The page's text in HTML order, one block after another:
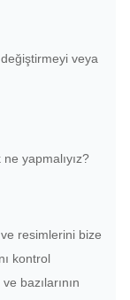
veya
yapmalıyız?
ve resimlerini bize
kontrol
bazılarının